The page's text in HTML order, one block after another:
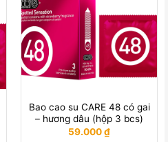
Bao cao su CARE 48 có gai
– hương dâu (hộp 3 bcs)
59.000₫